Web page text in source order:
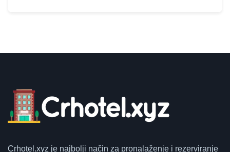
Crhotel.xyz je najbolji način za pronalaženje i rezerviranje